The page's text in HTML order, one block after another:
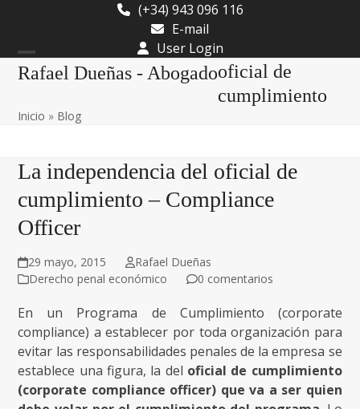
content
(+34) 943 096 116
E-mail
User Login
Rafael Dueñas - Abogado
Open
menu
Close
menu
oficial de
cumplimiento
Inicio » Blog
La independencia del oficial de
cumplimiento – Compliance
Officer
29 mayo, 2015
Rafael Dueñas
Derecho penal económico
0 comentarios
En un Programa de Cumplimiento (corporate
compliance) a establecer por toda organización para
evitar las responsabilidades penales de la empresa se
establece una figura, la del oficial de cumplimiento
(corporate compliance officer) que va a ser quien